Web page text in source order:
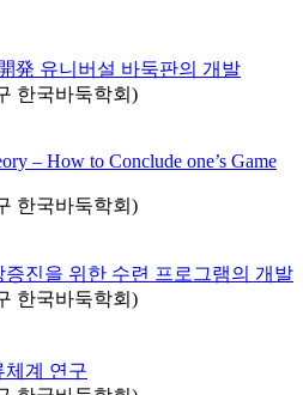
発 유니버설 바둑판의 개발
한국바둑학회)
– How to Conclude one’s Game
한국바둑학회)
진을 위한 수련 프로그램의 개발
한국바둑학회)
체계 연구